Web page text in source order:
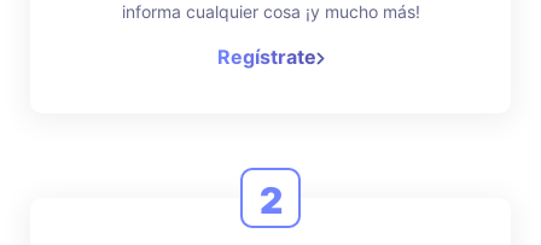
informa cualquier cosa ¡y mucho más!
Regístrate
2